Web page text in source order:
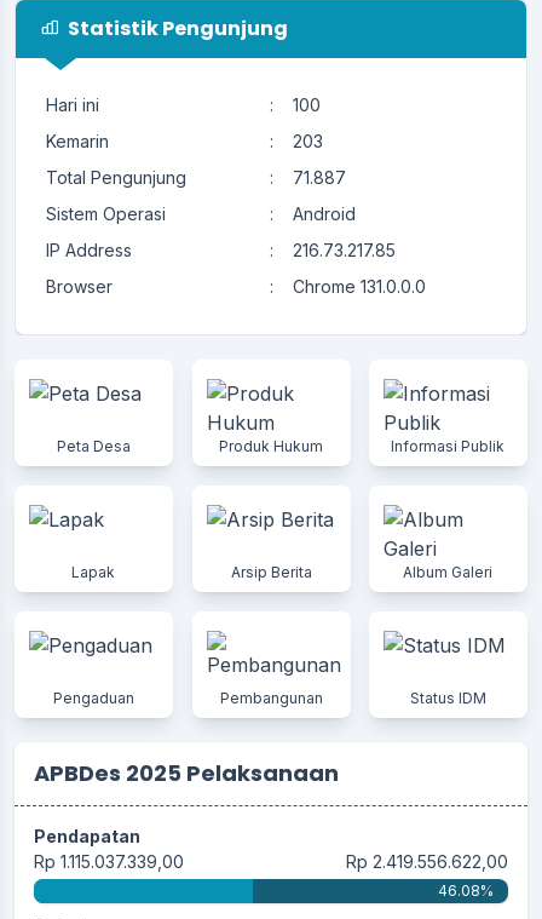
Statistik Pengunjung
Hari ini :
100
Kemarin
:
203
Total Pengunjung
:
71.887
Sistem Operasi
:
Android
IP Address
:
216.73.217.85
Browser
: Chrome 131.0.0.0
Peta Desa Produk Hukum Informasi Publik
Lapak Arsip Berita Album Galeri
Pengaduan Pembangunan Status IDM
APBDes 2025 Pelaksanaan
Pendapatan
Rp 1.115.037.339,00
Rp 2.419.556.622,00
46.08%